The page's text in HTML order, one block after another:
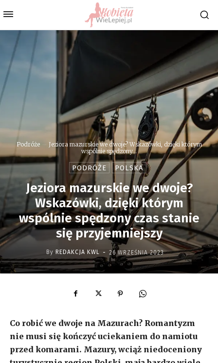
Podróże
Jeziora mazurskie we dwoje? Wskazówki, dzięki którym
wspólnie spędzony...
PODRÓŻE POLSKA
Jeziora mazurskie we dwoje?
Wskazówki, dzięki którym
wspólnie spędzony czas stanie
się przyjemniejszy
By REDAKCJA KWL - 26 WRZEŚNIA 2023
Co robić we dwoje na Mazurach? Romantyzm
nie musi się kończyć uciekaniem do namiotu
przed komarami. Mazury, wciąż niedoceniony